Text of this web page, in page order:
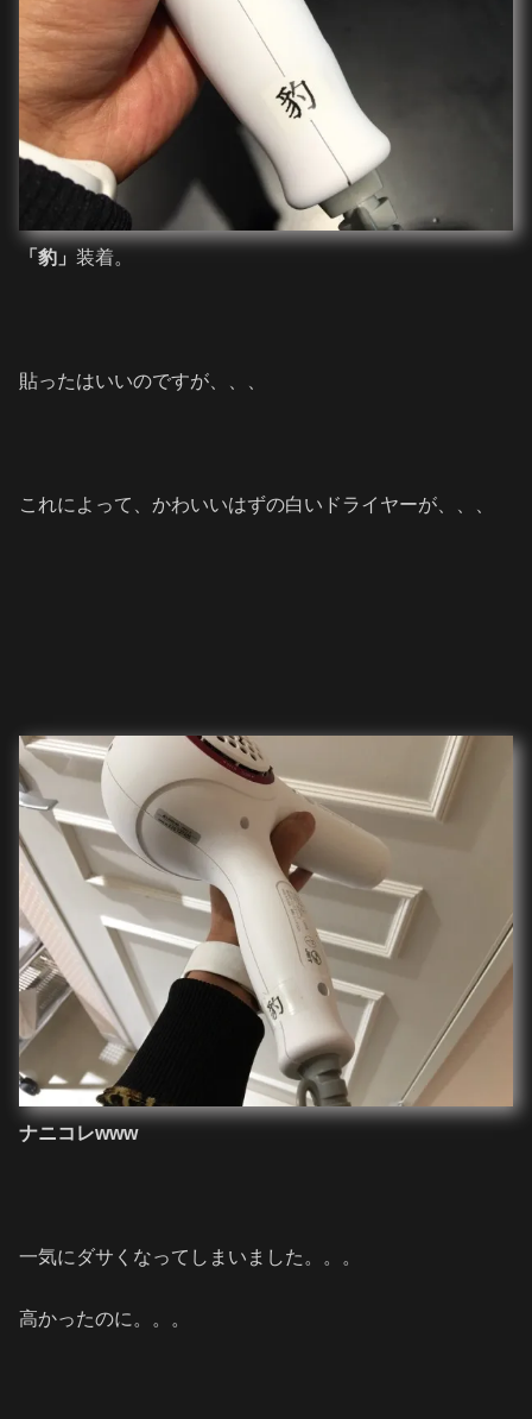
「豹」 装着。
貼ったはいいのですが、、、
これによって、かわいいはずの白いドライヤーが、、、
ナニコレwww
一気にダサくなってしまいました。。。
高かったのに。。。